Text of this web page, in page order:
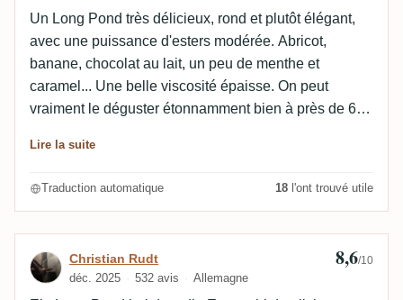
Un Long Pond très délicieux, rond et plutôt élégant,
avec une puissance d'esters modérée. Abricot,
banane, chocolat au lait, un peu de menthe et
caramel... Une belle viscosité épaisse. On peut
vraiment le déguster étonnamment bien à près de 64
plantation 1993 crv jusqu'à présent !✌🏼😄
Lire la suite
Traduction automatique 18 l'ont trouvé utile
Avis de Christian Rudt
Christian Rudt
déc. 2025 532 avis Allemagne
8,6/10